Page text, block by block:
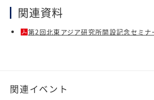
関連資料
第2回北東アジア研究所開設記念セミナ
関連イベント